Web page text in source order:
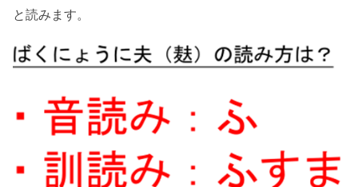
と読みます。